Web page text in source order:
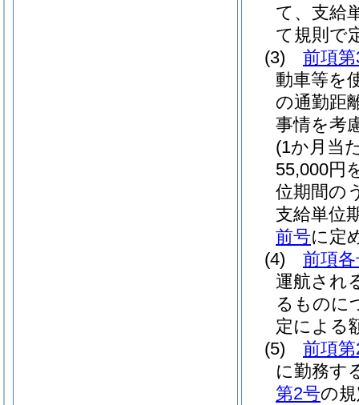
て、支給
て規則で
(3)
前項
動車等を
の通勤距
事情を考
(1か月当
55,000円
位期間の
支給単位
前号に定
(4)
前項
運航され
るものに
定による
(5)
前項
に勤務す
第2号の